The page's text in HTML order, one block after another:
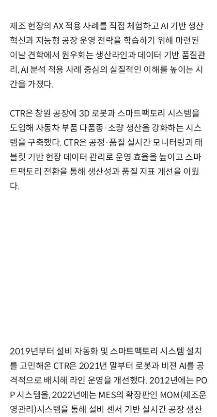
제조 현장의 AX 적용 사례를 직접 체험하고 AI 기반 생산
혁신과 지능형 공장 운영 전략을 학습하기 위해 마련된
이날 견학에서 원우회는 생산라인과 데이터 기반 품질관
리, AI 분석 적용 사례 중심의 실질적인 이해를 높이는 시
간을 가졌다.
CTR은 창원 공장에 3D 로봇과 스마트팩토리 시스템을
도입해 자동차 부품 다품종·소량 생산을 강화하는 시스
템을 구축했다. CTR은 공정·품질 실시간 모니터링과 태
블릿 기반 현장 데이터 관리로 운영 효율을 높이고 스마
트팩토리 전환을 통해 생산성과 품질 지표 개선을 이뤘
다.
2019년부터 설비 자동화 및 스마트팩토리 시스템 설치
를 고민해온 CTR은 2021년 말부터 로봇과 비젼 AI를 공
격적으로 배치해 라인 운영을 개선했다. 2012년에는 PO
P 시스템을, 2022년에는 MES의 확장판인 MOM(제조운
영관리)시스템을 통해 설비 센서 기반 실시간 공장 생산